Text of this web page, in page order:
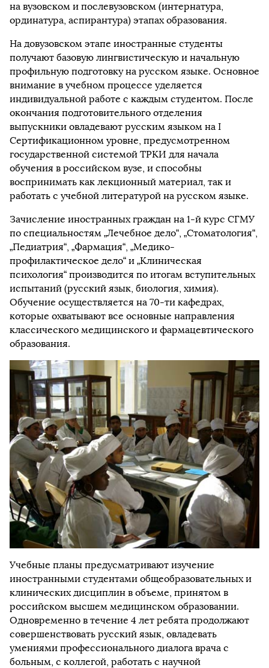
на вузовском и послевузовском (интернатура,
ординатура, аспирантура) этапах образования.
На довузовском этапе иностранные студенты
получают базовую лингвистическую и начальную
профильную подготовку на русском языке. Основное
внимание в учебном процессе уделяется
индивидуальной работе с каждым студентом. После
окончания подготовительного отделения
выпускники овладевают русским языком на I
Сертификационном уровне, предусмотренном
государственной системой ТРКИ для начала
обучения в российском вузе, и способны
воспринимать как лекционный материал, так и
работать с учебной литературой на русском языке.
Зачисление иностранных граждан на 1-й курс СГМУ
по специальностям „Лечебное дело“, „Стоматология“,
„Педиатрия“, „Фармация“, „Медико-
профилактическое дело“ и „Клиническая
психология“ производится по итогам вступительных
испытаний (русский язык, биология, химия).
Обучение осуществляется на 70-ти кафедрах,
которые охватывают все основные направления
классического медицинского и фармацевтического
образования.
Учебные планы предусматривают изучение
иностранными студентами общеобразовательных и
клинических дисциплин в объеме, принятом в
российском высшем медицинском образовании.
Одновременно в течение 4 лет ребята продолжают
совершенствовать русский язык, овладевать
умениями профессионального диалога врача с
больным, с коллегой, работать с научной